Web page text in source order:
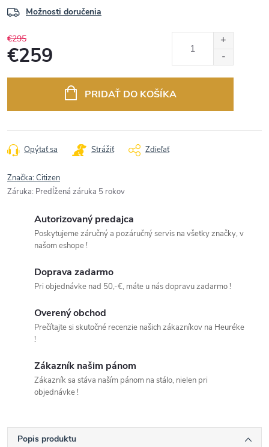
Možnosti doručenia
€295
€259
PRIDAŤ DO KOŠÍKA
Opýtať sa Strážiť Zdieľať
Značka:Citizen
Záruka: Predĺžená záruka 5 rokov
Autorizovaný predajca
Poskytujeme záručný a pozáručný servis na všetky značky, v
našom eshope !
Doprava zadarmo
Pri objednávke nad 50,-€, máte u nás dopravu zadarmo !
Overený obchod
Prečítajte si skutočné recenzie našich zákazníkov na Heuréke
!
Zákazník našim pánom
Zákazník sa stáva naším pánom na stálo, nielen pri
objednávke !
Popis produktu